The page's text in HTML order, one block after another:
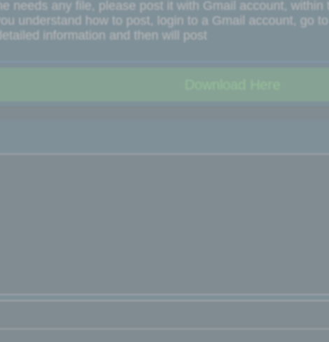
needs any file, please post it with Gmail account,
understand how to post, login to a Gmail account, go
information and then will post